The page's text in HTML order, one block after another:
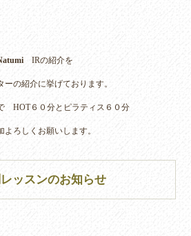
IRの紹介を
の紹介に挙げております。
HOT６０分とピラティス６０分
ろしくお願いします。
ッスンのお知らせ